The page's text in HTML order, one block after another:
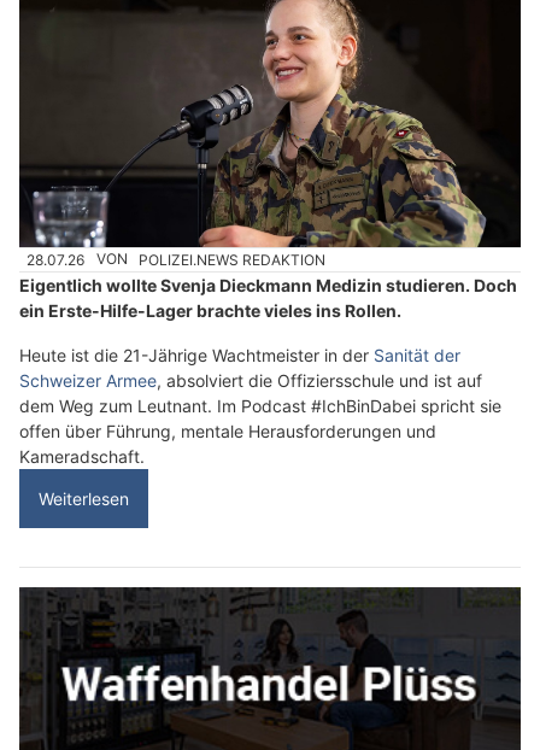
28.07.26 VON POLIZEI.NEWS REDAKTION
Eigentlich wollte Svenja Dieckmann Medizin studieren. Doch
ein Erste-Hilfe-Lager brachte vieles ins Rollen.
Heute ist die 21-Jährige Wachtmeister in der Sanität der
Schweizer Armee, absolviert die Offiziersschule und ist auf
dem Weg zum Leutnant. Im Podcast #IchBinDabei spricht sie
offen über Führung, mentale Herausforderungen und
Kameradschaft.
Weiterlesen